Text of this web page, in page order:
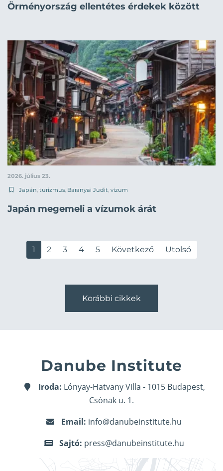
Örményország ellentétes érdekek között
2026. július 23.
Japán, turizmus, Baranyai Judit, vízum
Japán megemeli a vízumok árát
1 2 3 4 5 Következő Utolsó
Korábbi cikkek
Danube Institute
Iroda: Lónyay-Hatvany Villa - 1015 Budapest,
Csónak u. 1.
Email: info@danubeinstitute.hu
Sajtó: press@danubeinstitute.hu